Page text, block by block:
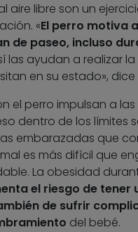
aire libre son un
«El perro motiva
de paseo, incluso
las ayudan a realizar
en su estado», dice
el perro impulsan a
dentro de los límites
embarazadas que
es más difícil que
La obesidad
el riesgo de tener
de sufrir
del bebé.